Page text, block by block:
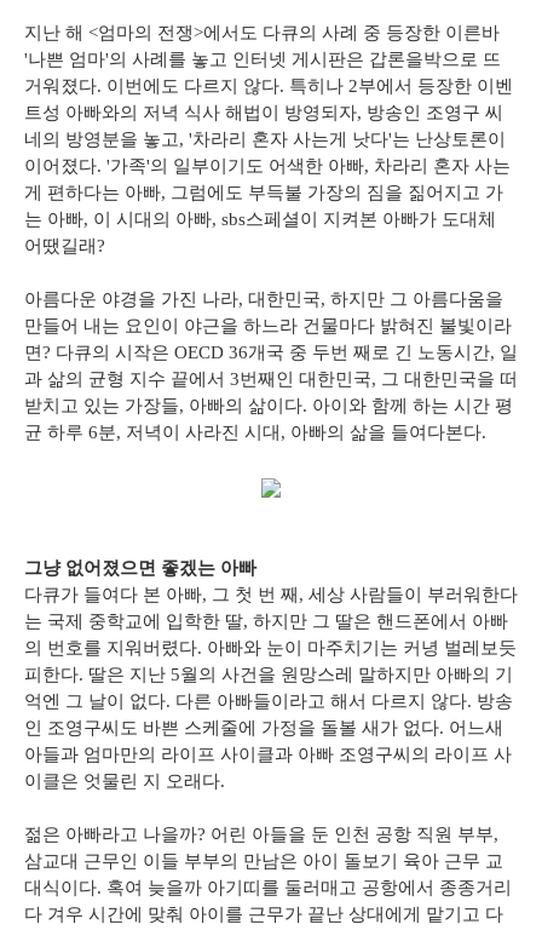
지난 해 <엄마의 전쟁>에서도 다큐의 사례 중 등장한 이른바
'나쁜 엄마'의 사례를 놓고 인터넷 게시판은 갑론을박으로 뜨
거워졌다. 이번에도 다르지 않다. 특히나 2부에서 등장한 이벤
트성 아빠와의 저녁 식사 해법이 방영되자, 방송인 조영구 씨
네의 방영분을 놓고, '차라리 혼자 사는게 낫다'는 난상토론이
이어졌다. '가족'의 일부이기도 어색한 아빠, 차라리 혼자 사는
게 편하다는 아빠, 그럼에도 부득불 가장의 짐을 짊어지고 가
는 아빠, 이 시대의 아빠, sbs스페셜이 지켜본 아빠가 도대체
어땠길래?
아름다운 야경을 가진 나라, 대한민국, 하지만 그 아름다움을
만들어 내는 요인이 야근을 하느라 건물마다 밝혀진 불빛이라
면? 다큐의 시작은 OECD 36개국 중 두번 째로 긴 노동시간, 일
과 삶의 균형 지수 끝에서 3번째인 대한민국, 그 대한민국을 떠
받치고 있는 가장들, 아빠의 삶이다. 아이와 함께 하는 시간 평
균 하루 6분, 저녁이 사라진 시대, 아빠의 삶을 들여다본다.
그냥 없어졌으면 좋겠는 아빠
다큐가 들여다 본 아빠, 그 첫 번 째, 세상 사람들이 부러워한다
는 국제 중학교에 입학한 딸, 하지만 그 딸은 핸드폰에서 아빠
의 번호를 지워버렸다. 아빠와 눈이 마주치기는 커녕 벌레보듯
피한다. 딸은 지난 5월의 사건을 원망스레 말하지만 아빠의 기
억엔 그 날이 없다. 다른 아빠들이라고 해서 다르지 않다. 방송
인 조영구씨도 바쁜 스케줄에 가정을 돌볼 새가 없다. 어느새
아들과 엄마만의 라이프 사이클과 아빠 조영구씨의 라이프 사
이클은 엇물린 지 오래다.
젊은 아빠라고 나을까? 어린 아들을 둔 인천 공항 직원 부부,
삼교대 근무인 이들 부부의 만남은 아이 돌보기 육아 근무 교
대식이다. 혹여 늦을까 아기띠를 둘러매고 공항에서 종종거리
다 겨우 시간에 맞춰 아이를 근무가 끝난 상대에게 맡기고 다